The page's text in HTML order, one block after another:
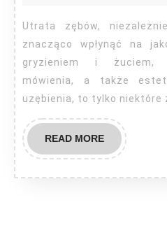
Utrata zębów, niezależnie od przyczyny, może
znacząco wpłynąć na
gryzieniem i żuciem,
mówienia, a także
uzębienia, to tylko niektóre
READ MOREREAD
MORE